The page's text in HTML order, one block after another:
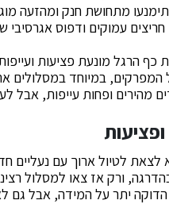
מתחושת חנק ומהזעה
עמוקים ודפוס
הרגל מונעת פציעות
המפרקים, במיוחד
מהירים ופחות עייפות, אבל
לצאת לטיול ארוך עם נעליים
ורק אז צאו למסלול
הדוקה יתר על המידה, אבל